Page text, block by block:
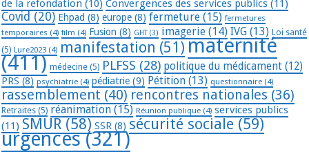
de la refondation (10) Convergences des services publics (11)
Covid (20) Ehpad (8) europe (8) fermeture (15) fermetures
temporaires (4) film (4) Fusion (8) GHT(3) imagerie (14) IVG (13) Loi santé
(5) Lure2023 (4) manifestation (51) maternité
(411) médecine (5) PLFSS (28) politique du médicament (12)
PRS (8) psychiatrie (4) pédiatrie (9) Pétition (13) questionnaire (4)
rassemblement (40) rencontres nationales (36)
Retraites (5) réanimation (15) Réunion publique (4) services publics
(11) SMUR (58) SSR (8) sécurité sociale (59)
urgences(321)